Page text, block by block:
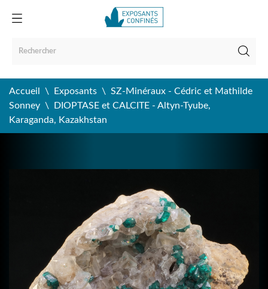
Accueil Exposants
SZ-Minéraux - Cédric et Mathilde
Sonney
DIOPTASE et CALCITE - Altyn-Tyube,
Karaganda, Kazakhstan